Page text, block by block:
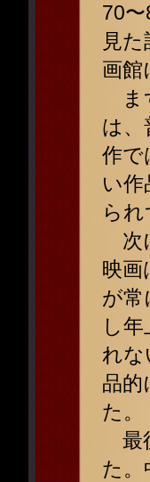
70
見
画館
ま
は、
作で
い
ら
次
映画
が常
し
れな
品的
た。
最
た